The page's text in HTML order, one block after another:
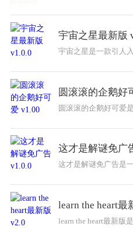
宇宙之星最新版
宇宙之星是一款引人
圆滚滚的企鹅好
圆滚滚的企鹅好可爱
这才是解谜免广
这才是解谜免广告是
learn the heart最
learn the heart最新版